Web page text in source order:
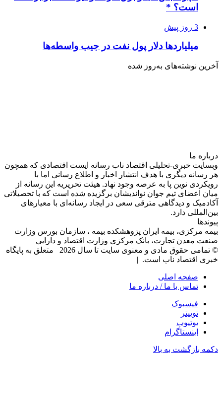
است؟ *
3 روز پیش
میلیاردها دلار پول نفت در جیب واسطه‌ها
آخرین نوشته‌های‌ به‌روز شده
درباره‌ ما
وبسایت خبری-تحلیلی اقتصاد ناب رسانه‌ ایست اقتصادی که همچون
هر رسانه دیگری با هدف انتشار اخبار و اطلاع رسانی اما با
رویکردی نوین پا به عرصه وجود نهاد. هیئت تحریریه این رسانه از
میان اعضای تیم جوان نواندیشان برگزیده شده است که با تحصیلاتی
آکادمیک و دیدگاهی‌ مترقی سعی در ایجاد رسانه‌ای با معیار‌های
بین‌المللی دارد.
پیوندها
بیمه مرکزی، بیمه ایران پزوهشکده بیمه ، سازمان بورس وزارت
صنعت معدن تجارت، بانک مرکزی وزارت اقتصاد و دارایی
© تمامی حقوق مادی و معنوی سایت تا سال 2026 متعلق به پایگاه
خبری اقتصاد ناب است. |
صفحه اصلی
تماس با ما / درباره ما
فیسبوک
توییتر
یوتیوب
اینستاگرام
دکمه بازگشت به بالا